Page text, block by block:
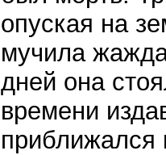
опуская на
мучила
дней она
времени
приближался